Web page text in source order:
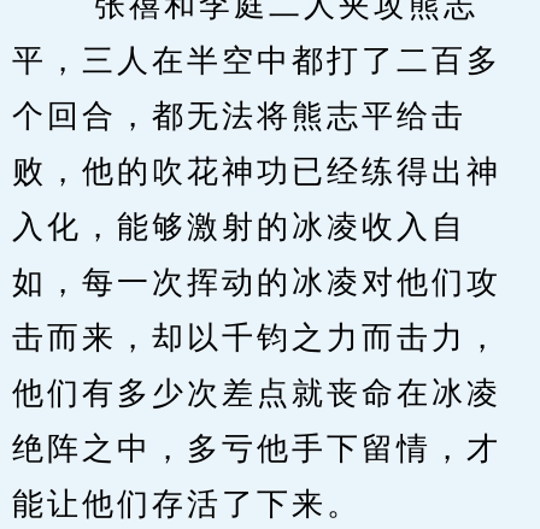
平，三人在半空中都打了二百多
个回合，都无法将熊志平给击
败，他的吹花神功已经练得出神
入化，能够激射的冰凌收入自
如，每一次挥动的冰凌对他们攻
击而来，却以千钧之力而击力，
他们有多少次差点就丧命在冰凌
绝阵之中，多亏他手下留情，才
能让他们存活了下来。